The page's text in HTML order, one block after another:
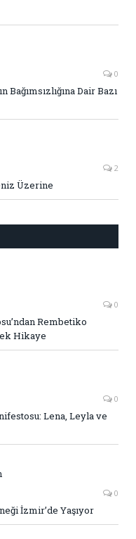
0
Bağımsızlığına Dair Bazı
2
Üzerine
0
Rembetiko
Hikaye
0
Lena, Leyla ve
0
İzmir’de Yaşıyor